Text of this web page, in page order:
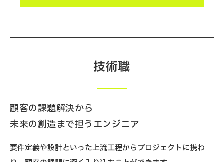
技術職
顧客の課題解決から
未来の創造まで担うエンジニア
要件定義や設計といった上流工程からプロジェクトに携わ